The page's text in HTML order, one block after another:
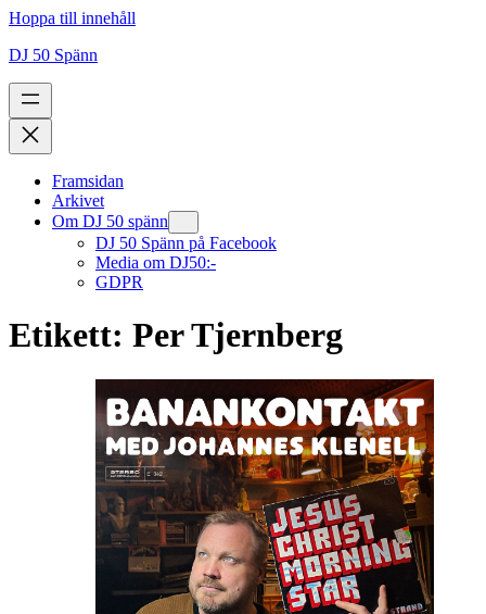
Hoppa till innehåll
DJ 50 Spänn
Framsidan
Arkivet
Om DJ 50 spänn
DJ 50 Spänn på Facebook
Media om DJ50:-
GDPR
Etikett: Per Tjernberg